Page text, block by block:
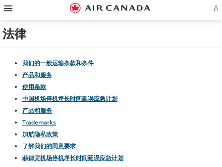
跳
页
跳
导
航
跳
容
跳
索
栏
跳
脚
链
接
跳
页
指
南
跳
系
我
们
登
法律
我们的一般运输条款和条件
产品和服务
使用条款
中国机场停机坪长时间延误应急计划
产品和服务
Trademarks
加航隐私政策
了解我们的同意要求
菲律宾机场停机坪长时间延误应急计划